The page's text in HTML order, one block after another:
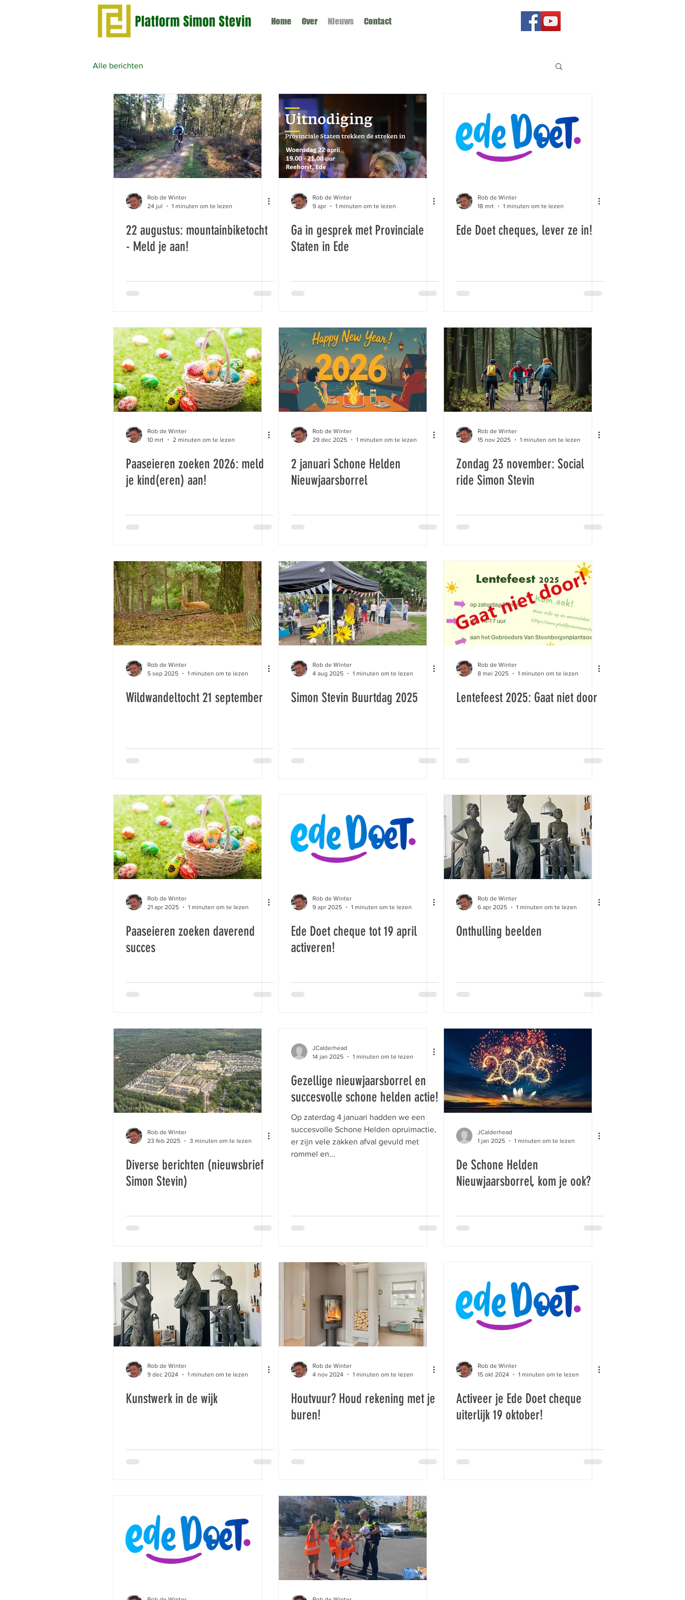
Home Over Nieuws Contact
Alle berichten
Rob de Winter
24 jul
1 minuten om te lezen
22 augustus: mountainbiketocht
- Meld je aan!
Rob de Winter
9 apr
1 minuten om te lezen
Ga in gesprek met Provinciale
Staten in Ede
Rob de Winter
18 mrt
1 minuten om te lezen
Ede Doet cheques, lever ze in!
Rob de Winter
10 mrt
2 minuten om te lezen
Paaseieren zoeken 2026: meld
je kind(eren) aan!
Rob de Winter
29 dec 2025
1 minuten om te lezen
2 januari Schone Helden
Nieuwjaarsborrel
Rob de Winter
15 nov 2025
1 minuten om te lezen
Zondag 23 november: Social
ride Simon Stevin
Rob de Winter
5 sep 2025
1 minuten om te lezen
Wildwandeltocht 21 september
Rob de Winter
4 aug 2025
1 minuten om te lezen
Simon Stevin Buurtdag 2025
Rob de Winter
8 mei 2025
1 minuten om te lezen
Lentefeest 2025: Gaat niet door
Rob de Winter
21 apr 2025
1 minuten om te lezen
Paaseieren zoeken daverend
succes
Rob de Winter
9 apr 2025
1 minuten om te lezen
Ede Doet cheque tot 19 april
activeren!
Rob de Winter
6 apr 2025
1 minuten om te lezen
Onthulling beelden
Rob de Winter
23 feb 2025
3 minuten om te lezen
Diverse berichten (nieuwsbrief
Simon Stevin)
JCalderhead
14 jan 2025
1 minuten om te lezen
Gezellige nieuwjaarsborrel en
succesvolle schone helden actie!
Op zaterdag 4 januari hadden we een
succesvolle Schone Helden opruimactie,
er zijn vele zakken afval gevuld met
rommel en...
JCalderhead
1 jan 2025
1 minuten om te lezen
De Schone Helden
Nieuwjaarsborrel, kom je ook?
Rob de Winter
9 dec 2024
1 minuten om te lezen
Kunstwerk in de wijk
Rob de Winter
4 nov 2024
1 minuten om te lezen
Houtvuur? Houd rekening met je
buren!
Rob de Winter
15 okt 2024
1 minuten om te lezen
Activeer je Ede Doet cheque
uiterlijk 19 oktober!